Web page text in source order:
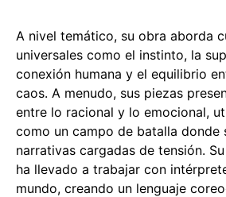
A nivel temático, su obra aborda
universales como el instinto, la
conexión humana y el equilibrio
caos. A menudo, sus piezas
entre lo racional y lo emocional,
como un campo de batalla donde
narrativas cargadas de tensión.
ha llevado a trabajar con
mundo, creando un lenguaje